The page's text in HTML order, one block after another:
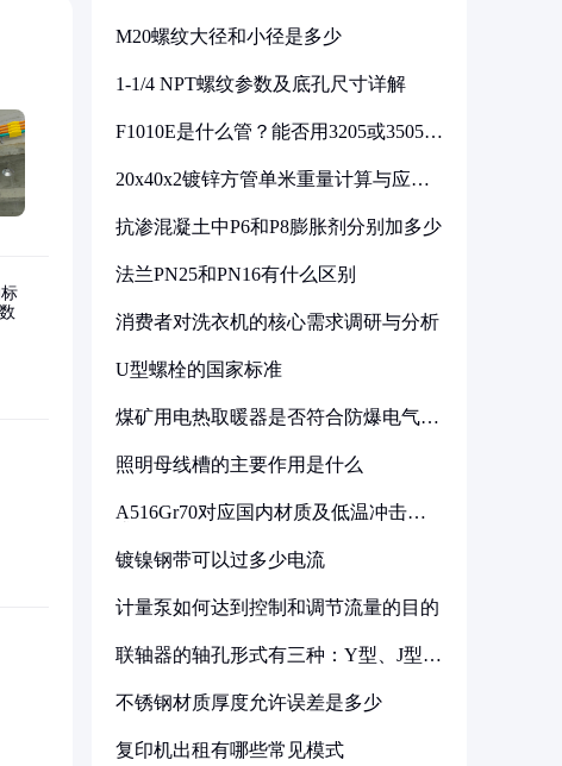
M20螺纹大径和小径是多少
1-1/4 NPT螺纹参数及底孔尺寸详解
F1010E是什么管？能否用3205或3505代
20x40x2镀锌方管单米重量计算与应用
抗渗混凝土中P6和P8膨胀剂分别加多少
法兰PN25和PN16有什么区别
消费者对洗衣机的核心需求调研与分析
U型螺栓的国家标准
煤矿用电热取暖器是否符合防爆电气设
照明母线槽的主要作用是什么
A516Gr70对应国内材质及低温冲击要
镀镍钢带可以过多少电流
计量泵如何达到控制和调节流量的目的
联轴器的轴孔形式有三种：Y型、J型、
不锈钢材质厚度允许误差是多少
复印机出租有哪些常见模式